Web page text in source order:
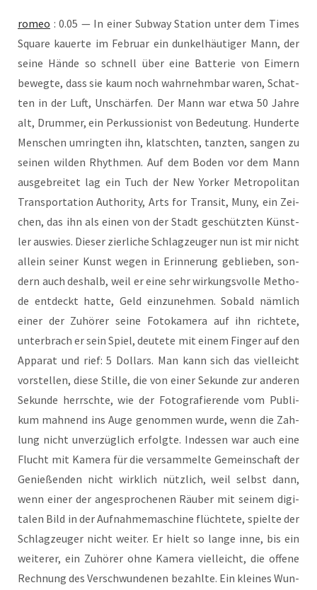
romeo : 0.05 — In einer Sub­way Sta­ti­on unter dem Times
Squa­re kau­er­te im Febru­ar ein dun­kel­häu­ti­ger Mann, der
sei­ne Hän­de so schnell über eine Bat­te­rie von Eimern
beweg­te, dass sie kaum noch wahr­nehm­bar waren, Schat­
ten in der Luft, Unschär­fen. Der Mann war etwa 50 Jah­re
alt, Drum­mer, ein Per­kus­sio­nist von Bedeu­tung. Hun­der­te
Men­schen umring­ten ihn, klatsch­ten, tanz­ten, san­gen zu
sei­nen wil­den Rhyth­men. Auf dem Boden vor dem Mann
aus­ge­brei­tet lag ein Tuch der New Yor­ker Metro­po­li­tan
Trans­por­ta­ti­on Aut­ho­ri­ty, Arts for Tran­sit, Muny, ein Zei­
chen, das ihn als einen von der Stadt geschütz­ten Künst­
ler aus­wies. Die­ser zier­li­che Schlag­zeu­ger nun ist mir nicht
allein sei­ner Kunst wegen in Erin­ne­rung geblie­ben, son­
dern auch des­halb, weil er eine sehr wir­kungs­vol­le Metho­
de ent­deckt hat­te, Geld ein­zu­neh­men. Sobald näm­lich
einer der Zuhö­rer sei­ne Foto­ka­me­ra auf ihn rich­te­te,
unter­brach er sein Spiel, deu­te­te mit einem Fin­ger auf den
Appa­rat und rief: 5 Dol­lars. Man kann sich das viel­leicht
vor­stel­len, die­se Stil­le, die von einer Sekun­de zur ande­ren
Sekun­de herrsch­te, wie der Foto­gra­fie­ren­de vom Publi­
kum mah­nend ins Auge genom­men wur­de, wenn die Zah­
lung nicht unver­züg­lich erfolg­te. Indes­sen war auch eine
Flucht mit Kame­ra für die ver­sam­mel­te Gemein­schaft der
Genie­ßen­den nicht wirk­lich nütz­lich, weil selbst dann,
wenn einer der ange­spro­che­nen Räu­ber mit sei­nem digi­
ta­len Bild in der Auf­nah­me­ma­schi­ne flüch­te­te, spiel­te der
Schlag­zeu­ger nicht wei­ter. Er hielt so lan­ge inne, bis ein
wei­te­rer, ein Zuhö­rer ohne Kame­ra viel­leicht, die offe­ne
Rech­nung des Ver­schwun­de­nen bezahl­te. Ein klei­nes Wun­